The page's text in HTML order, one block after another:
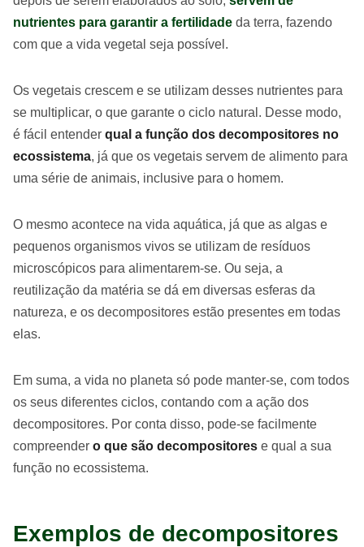
nutrientes para garantir a fertilidade da terra, fazendo
com que a vida vegetal seja possível.
Os vegetais crescem e se utilizam desses nutrientes para
se multiplicar, o que garante o ciclo natural. Desse modo,
é fácil entender qual a função dos decompositores no
ecossistema, já que os vegetais servem de alimento para
uma série de animais, inclusive para o homem.
O mesmo acontece na vida aquática, já que as algas e
pequenos organismos vivos se utilizam de resíduos
microscópicos para alimentarem-se. Ou seja, a
reutilização da matéria se dá em diversas esferas da
natureza, e os decompositores estão presentes em todas
elas.
Em suma, a vida no planeta só pode manter-se, com todos
os seus diferentes ciclos, contando com a ação dos
decompositores. Por conta disso, pode-se facilmente
compreender o que são decompositores e qual a sua
função no ecossistema.
Exemplos de decompositores